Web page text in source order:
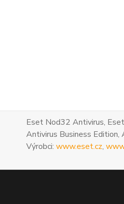
Eset Nod32 Antivirus,
Antivirus Business
Výrobci: www.eset.cz,